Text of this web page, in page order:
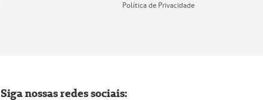
Política de Privacidade
Siga nossas redes sociais: